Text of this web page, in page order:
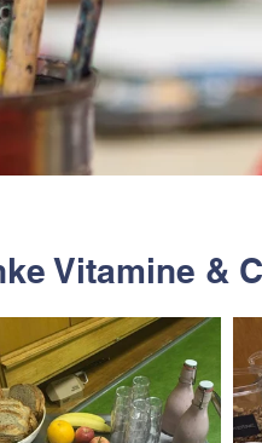
Vitamine &